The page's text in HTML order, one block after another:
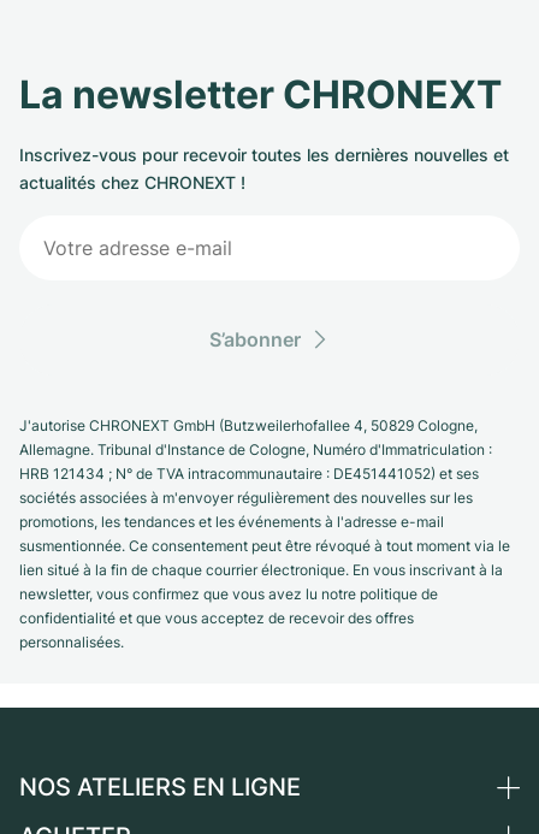
La newsletter CHRONEXT
Inscrivez-vous pour recevoir toutes les dernières nouvelles et
actualités chez CHRONEXT !
S’abonner
J'autorise CHRONEXT GmbH (Butzweilerhofallee 4, 50829 Cologne,
Allemagne. Tribunal d'Instance de Cologne, Numéro d'Immatriculation :
HRB 121434 ; N° de TVA intracommunautaire : DE451441052) et ses
sociétés associées à m'envoyer régulièrement des nouvelles sur les
promotions, les tendances et les événements à l'adresse e-mail
susmentionnée. Ce consentement peut être révoqué à tout moment via le
lien situé à la fin de chaque courrier électronique. En vous inscrivant à la
newsletter, vous confirmez que vous avez lu notre politique de
confidentialité et que vous acceptez de recevoir des offres
personnalisées.
NOS ATELIERS EN LIGNE